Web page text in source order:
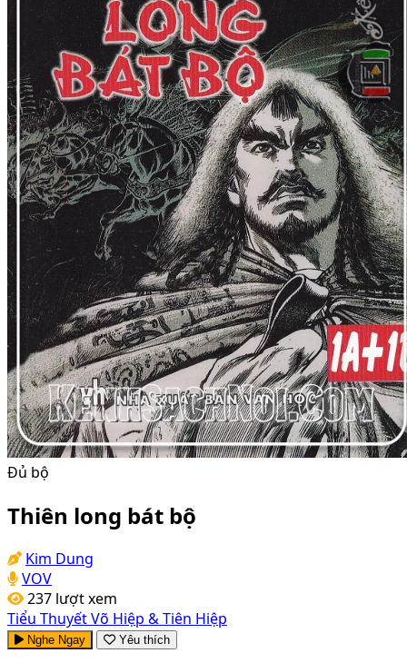
Đủ bộ
Thiên long bát bộ
Kim Dung
VOV
237 lượt xem
Tiểu ThuyếtVõ Hiệp & Tiên Hiệp
Nghe Ngay Yêu thích